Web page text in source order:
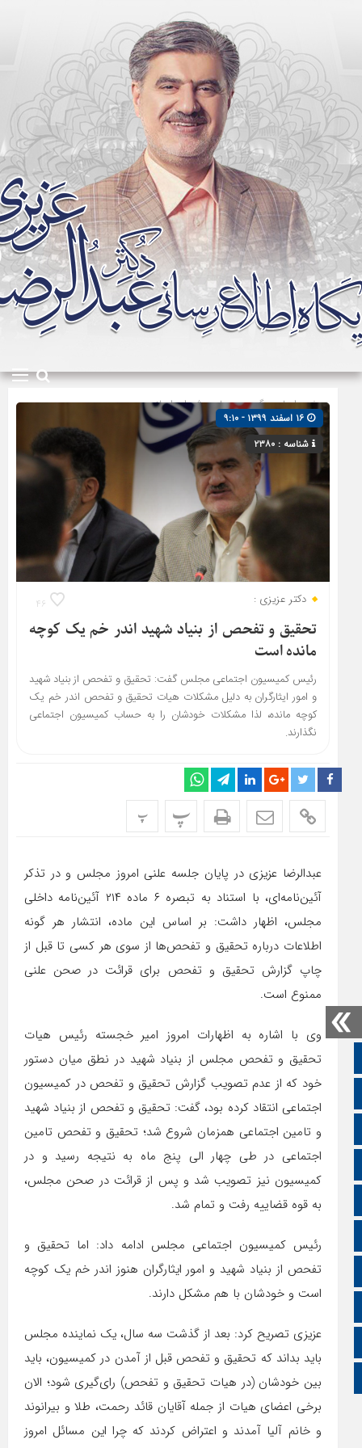
صفحه نخست
تالار گفتمان
اپلیکیشن سایت
اینستاگرام
زبان انگلیسی
زبان عربی
صفحه اصلی» گروه »مجلس شورای اسلامی
شناسه : ۲۳۸۰
۴۶ دکتر عزیزی :
تحقیق و تفحص از بنیاد شهید اندر خم یک کوچه
مانده است
رئیس کمیسیون اجتماعی مجلس گفت: تحقیق و تفحص از بنیاد شهید
و امور ایثارگران به دلیل مشکلات هیات تحقیق و تفحص اندر خم یک
کوچه مانده، لذا مشکلات خودشان را به حساب کمیسیون اجتماعی
نگذارند.
پ پ
عبدالرضا عزیزی در پایان جلسه علنی امروز مجلس و در تذکر
آئین‌نامه‌ای، با استناد به تبصره ۶ ماده ۲۱۴ آئین‌نامه داخلی
مجلس، اظهار داشت: بر اساس این ماده، انتشار هر گونه
اطلاعات درباره تحقیق و تفحص‌ها از سوی هر کسی تا قبل از
چاپ گزارش تحقیق و تفحص برای قرائت در صحن علنی
ممنوع است.
وی با اشاره به اظهارات امروز امیر خجسته رئیس هیات
تحقیق و تفحص مجلس از بنیاد شهید در نطق میان دستور
خود که از عدم تصویب گزارش تحقیق و تفحص در کمیسیون
اجتماعی انتقاد کرده بود، گفت: تحقیق و تفحص از بنیاد شهید
و تامین اجتماعی همزمان شروع شد؛ تحقیق و تفحص تامین
اجتماعی در طی چهار الی پنج ماه به نتیجه رسید و در
کمیسیون نیز تصویب شد و پس از قرائت در صحن مجلس،
به قوه قضاییه رفت و تمام شد.
رئیس کمیسیون اجتماعی مجلس ادامه داد: اما تحقیق و
تفحص از بنیاد شهید و امور ایثارگران هنوز اندر خم یک کوچه
است و خودشان با هم مشکل دارند.
عزیزی تصریح کرد: بعد از گذشت سه سال، یک نماینده مجلس
باید بداند که تحقیق و تفحص قبل از آمدن در کمیسیون، باید
بین خودشان (در هیات تحقیق و تفحص) رای‌گیری شود؛ الان
برخی اعضای هیات از جمله آقایان قائد رحمت، طلا و بیرانوند
و خانم آلیا آمدند و اعتراض کردند که چرا این مسائل امروز